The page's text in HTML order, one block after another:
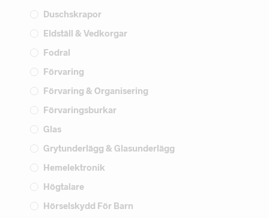
Duschskrapor
Eldställ & Vedkorgar
Fodral
Förvaring
Förvaring & Organisering
Förvaringsburkar
Glas
Grytunderlägg & Glasunderlägg
Hemelektronik
Högtalare
Hörselskydd För Barn